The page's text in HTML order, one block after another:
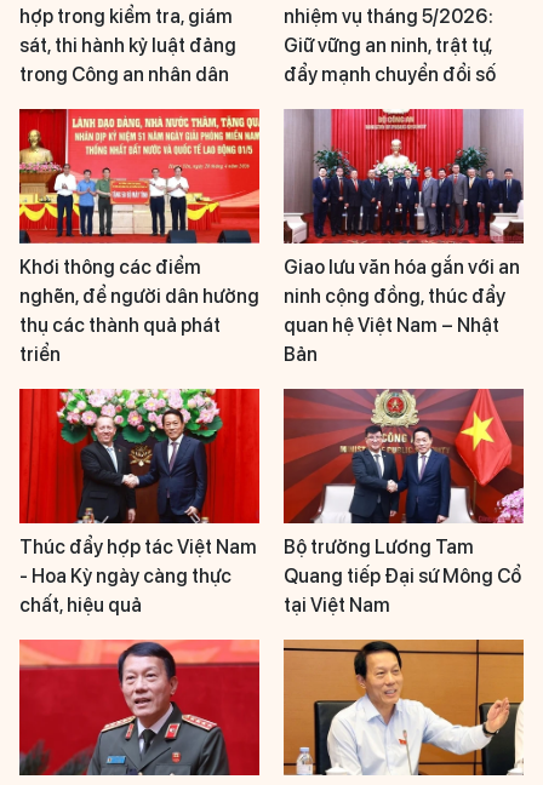
hợp trong kiểm tra, giám
sát, thi hành kỷ luật đảng
trong Công an nhân dân
nhiệm vụ tháng 5/2026:
Giữ vững an ninh, trật tự,
đẩy mạnh chuyển đổi số
Khơi thông các điểm
nghẽn, để người dân hưởng
thụ các thành quả phát
triển
Giao lưu văn hóa gắn với an
ninh cộng đồng, thúc đẩy
quan hệ Việt Nam – Nhật
Bản
Thúc đẩy hợp tác Việt Nam
- Hoa Kỳ ngày càng thực
chất, hiệu quả
Bộ trưởng Lương Tam
Quang tiếp Đại sứ Mông Cổ
tại Việt Nam